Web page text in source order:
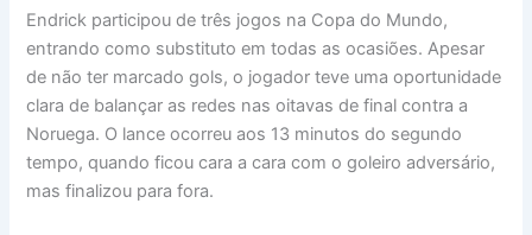
Endrick participou de três jogos na Copa do Mundo,
entrando como substituto em todas as ocasiões. Apesar
de não ter marcado gols, o jogador teve uma oportunidade
clara de balançar as redes nas oitavas de final contra a
Noruega. O lance ocorreu aos 13 minutos do segundo
tempo, quando ficou cara a cara com o goleiro adversário,
mas finalizou para fora.